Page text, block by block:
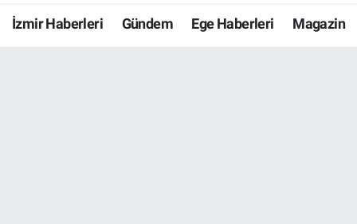
İzmir Haberleri Gündem Ege Haberleri Magazin
Resmi İlanlar